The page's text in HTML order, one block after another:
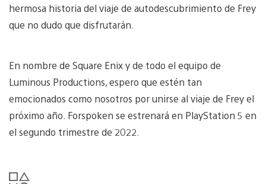
hermosa historia del viaje de autodescubrimiento de Frey
que no dudo que disfrutarán.
En nombre de Square Enix y de todo el equipo de
Luminous Productions, espero que estén tan
emocionados como nosotros por unirse al viaje de Frey el
próximo año. Forspoken se estrenará en PlayStation 5 en
el segundo trimestre de 2022.